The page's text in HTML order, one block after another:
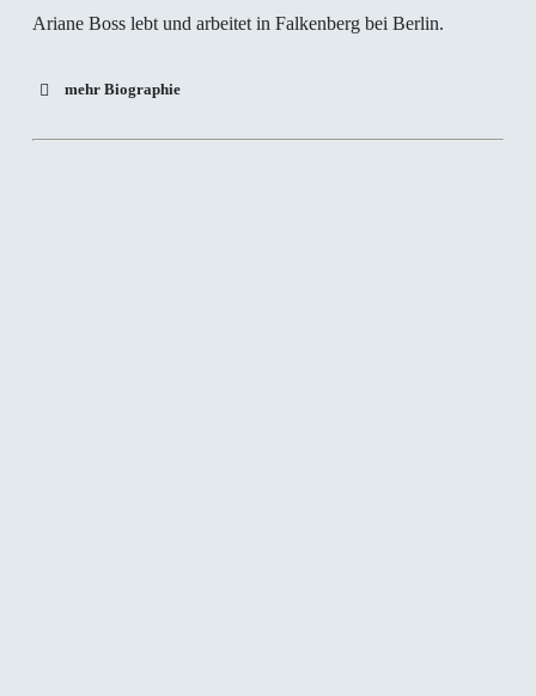
Ariane Boss lebt und arbeitet in Falkenberg bei Berlin.
mehr Biographie